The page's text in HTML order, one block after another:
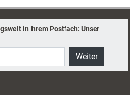
in Ihrem Postfach: Unser
Weiter